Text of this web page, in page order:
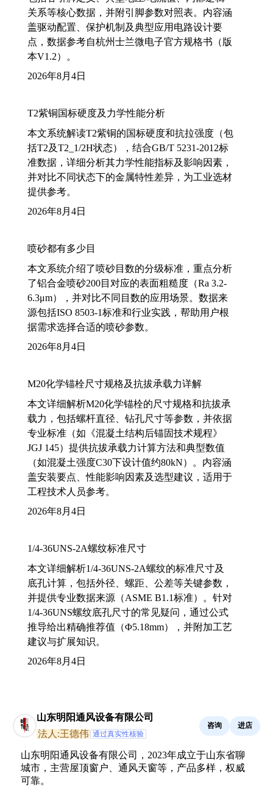
关系等核心数据，并附引脚参数对照表。内容涵
盖驱动配置、保护机制及典型应用电路设计要
点，数据参考自杭州士兰微电子官方规格书（版
本V1.2）。
2026年8月4日
T2紫铜国标硬度及力学性能分析
本文系统解读T2紫铜的国标硬度和抗拉强度（包
括T2及T2_1/2H状态），结合GB/T 5231-2012标
准数据，详细分析其力学性能指标及影响因素，
并对比不同状态下的金属特性差异，为工业选材
提供参考。
2026年8月4日
喷砂都有多少目
本文系统介绍了喷砂目数的分级标准，重点分析
了铝合金喷砂200目对应的表面粗糙度（Ra 3.2-
6.3μm），并对比不同目数的应用场景。数据来
源包括ISO 8503-1标准和行业实践，帮助用户根
据需求选择合适的喷砂参数。
2026年8月4日
M20化学锚栓尺寸规格及抗拔承载力详解
本文详细解析M20化学锚栓的尺寸规格和抗拔承
载力，包括螺杆直径、钻孔尺寸等参数，并依据
专业标准（如《混凝土结构后锚固技术规程》
JGJ 145）提供抗拔承载力计算方法和典型数值
（如混凝土强度C30下设计值约80kN）。内容涵
盖安装要点、性能影响因素及选型建议，适用于
工程技术人员参考。
2026年8月4日
1/4-36UNS-2A螺纹标准尺寸
本文详细解析1/4-36UNS-2A螺纹的标准尺寸及
底孔计算，包括外径、螺距、公差等关键参数，
并提供专业数据来源（ASME B1.1标准）。针对
1/4-36UNS螺纹底孔尺寸的常见疑问，通过公式
推导给出精确推荐值（Φ5.18mm），并附加工艺
建议与扩展知识。
2026年8月4日
山东明阳通风设备有限公司
法人:王德伟 通过真实性核验
咨询 进店
山东明阳通风设备有限公司，2023年成立于山东省聊
城市，主营屋顶窗户、通风天窗等，产品多样，权威
可靠。